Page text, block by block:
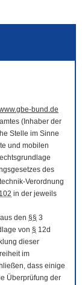
bund.de
(Inhaber der
Stelle im Sinne
und mobilen
des
Verordnung
in der jeweils
den §§ 3
von § 12d
dieser
im
dass einige
Überprüfung der